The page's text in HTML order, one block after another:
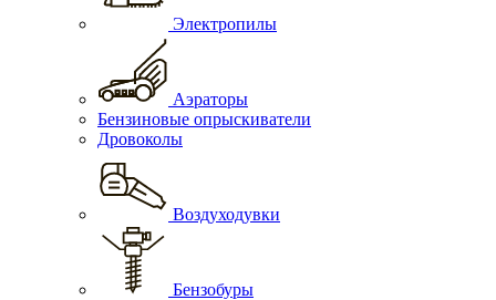
Электропилы
Аэраторы
Бензиновые опрыскиватели
Дровоколы
Воздуходувки
Бензобуры